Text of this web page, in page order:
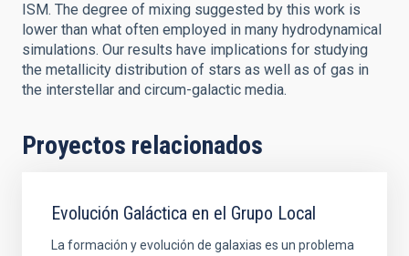
ISM. The degree of mixing suggested by this work is
lower than what often employed in many hydrodynamical
simulations. Our results have implications for studying
the metallicity distribution of stars as well as of gas in
the interstellar and circum-galactic media.
Proyectos relacionados
Evolución Galáctica en el Grupo Local
La formación y evolución de galaxias es un problema